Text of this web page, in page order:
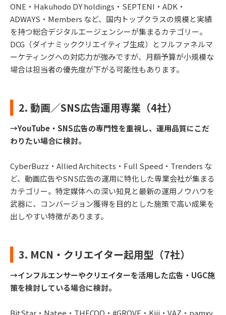
ONE・Hakuhodo DY holdings・SEPTENI・ADK・
ADWAYS・Members など、国内トップクラスの規模と実績
を持つ総合デジタルエージェンシーが集まるカテゴリー。
DCG（ダイナミッククリエイティブ生成）とフルファネルマ
ーケティングへの対応力が強みですが、月額予算が小規模な
場合は担当者の優先度が下がる可能性もあります。
2. 動画／SNS広告運用専業（4社）
→YouTube・SNS広告の専門性を重視し、運用品質にこだ
わりたい場合に検討。
CyberBuzz・Allied Architects・Full Speed・Trenders な
ど、動画広告やSNS広告の運用に特化した専業会社が集まる
カテゴリー。特定媒体への深い知見と最新の運用ノウハウを
武器に、コンバージョン獲得を目的とした施策で高い成果を
出しやすい特徴があります。
3. MCN・クリエイター起用型（7社）
→インフルエンサーやクリエイターを活用した広告・UGC施
策を検討している場合に検討。
BitStar・Natee・THECOO・#GROVE・Kiii・VAZ・pamxy